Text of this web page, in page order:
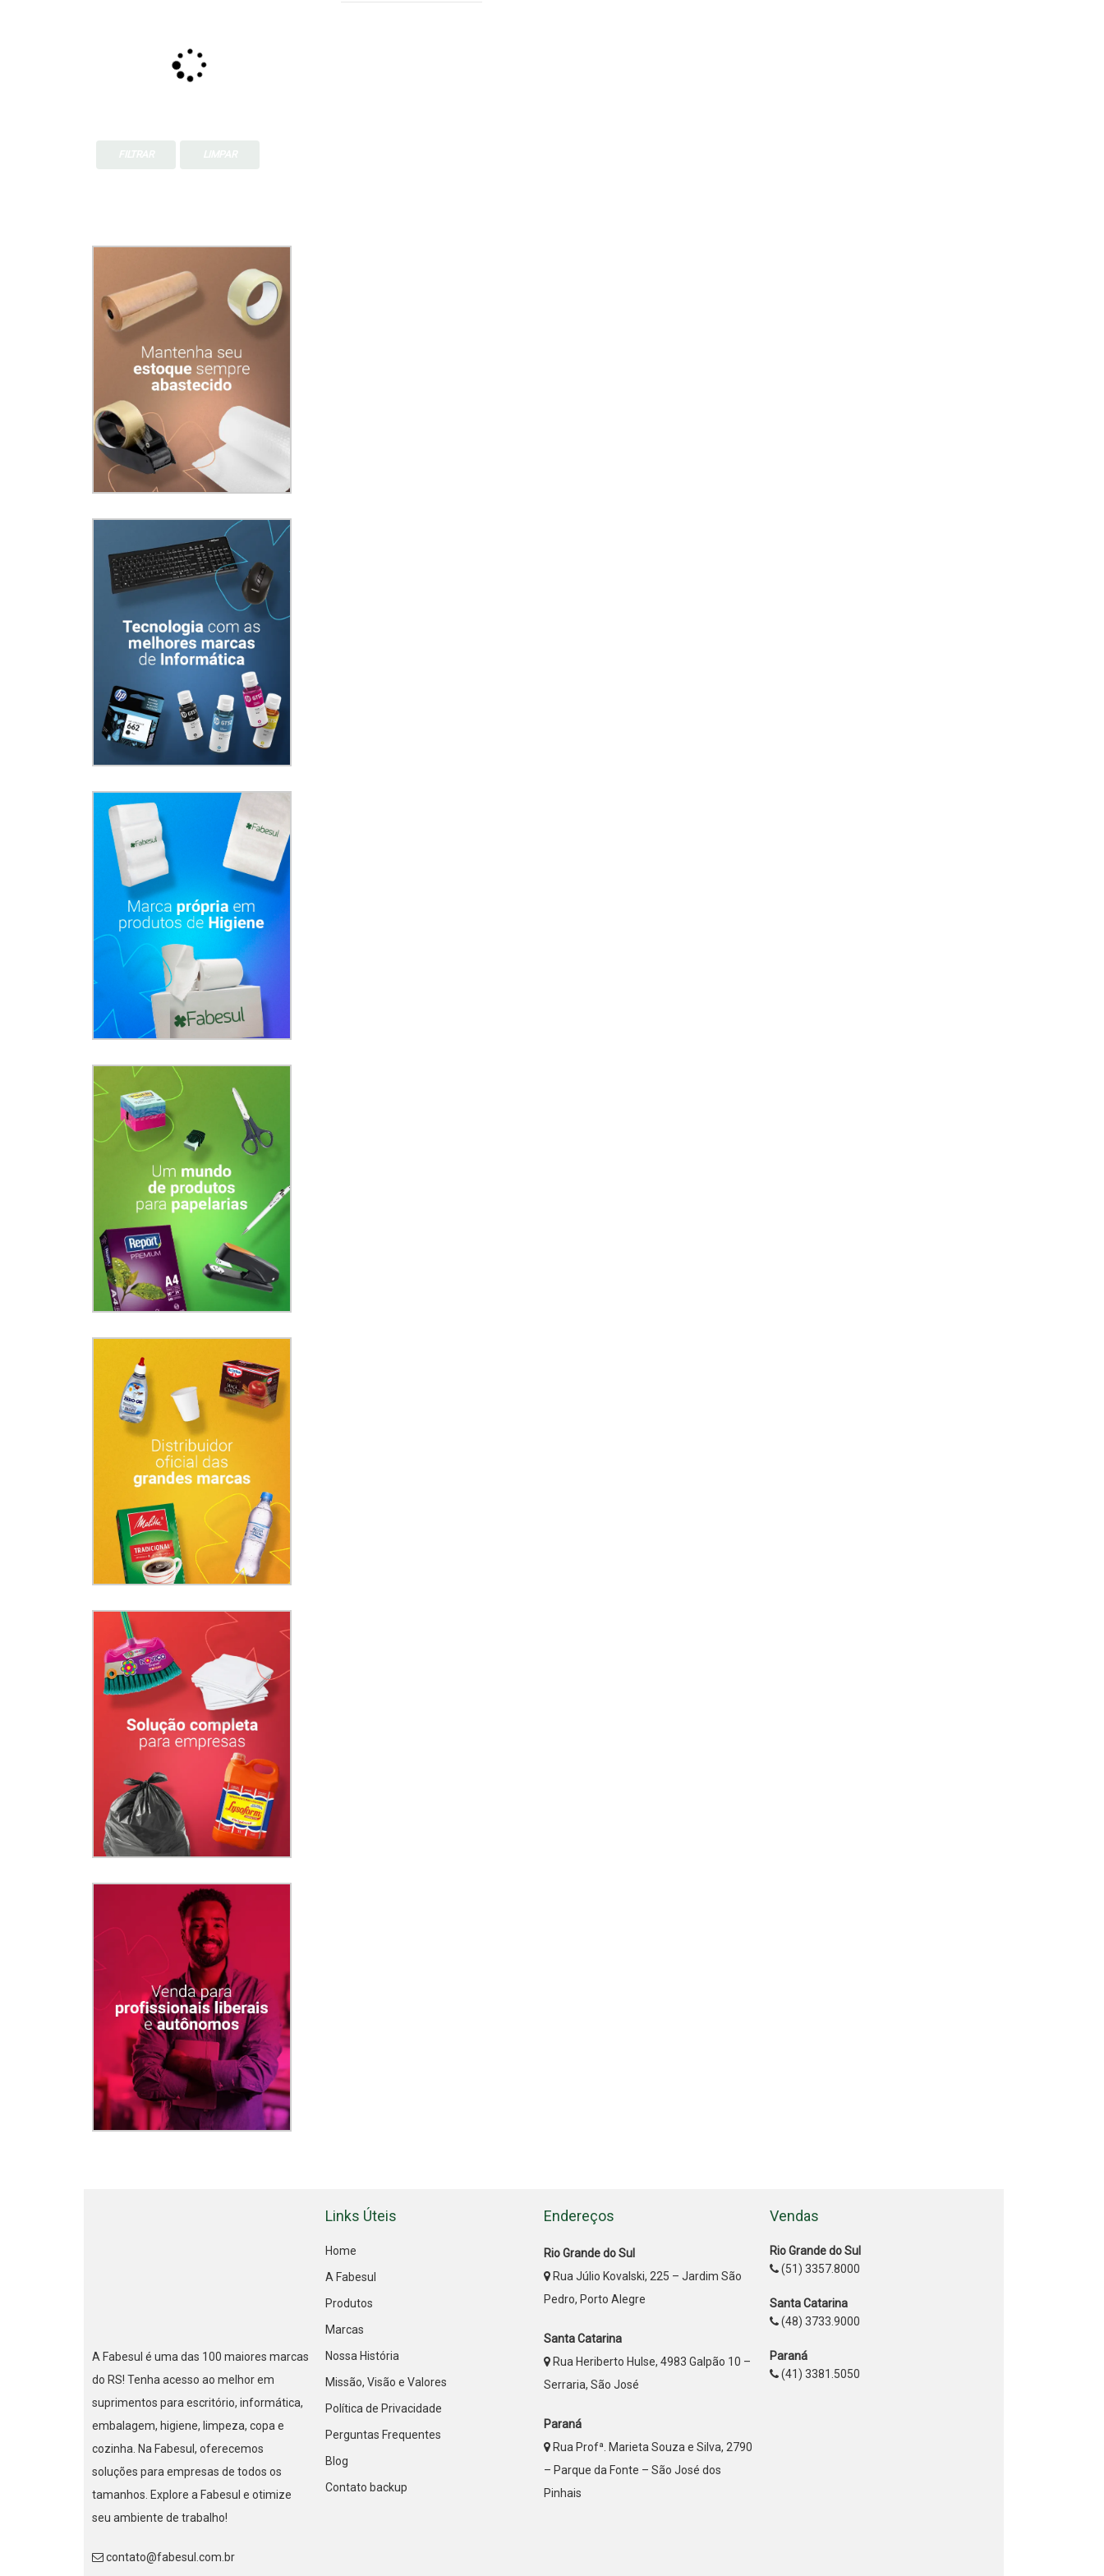
A Fabesul é uma das 100 maiores marcas
do RS! Tenha acesso ao melhor em
suprimentos para escritório, informática,
embalagem, higiene, limpeza, copa e
cozinha. Na Fabesul, oferecemos
soluções para empresas de todos os
tamanhos. Explore a Fabesul e otimize
seu ambiente de trabalho!
contato@fabesul.com.br
Links Úteis
Home
A Fabesul
Produtos
Marcas
Nossa História
Missão, Visão e Valores
Política de Privacidade
Perguntas Frequentes
Blog
Contato backup
Endereços
Rio Grande do Sul
Rua Júlio Kovalski, 225 – Jardim São
Pedro, Porto Alegre
Santa Catarina
Rua Heriberto Hulse, 4983 Galpão 10 –
Serraria, São José
Paraná
Rua Profª. Marieta Souza e Silva, 2790
– Parque da Fonte – São José dos
Pinhais
Vendas
Rio Grande do Sul
(51) 3357.8000
Santa Catarina
(48) 3733.9000
Paraná
(41) 3381.5050